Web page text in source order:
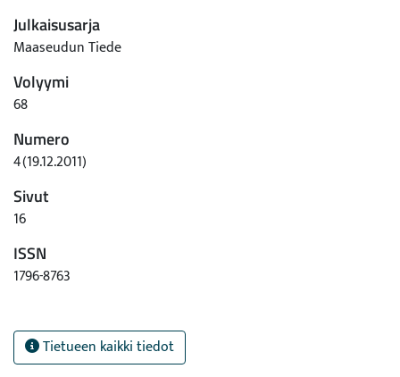
Julkaisusarja
Maaseudun Tiede
Volyymi
68
Numero
4(19.12.2011)
Sivut
16
ISSN
1796-8763
Tietueen kaikki tiedot